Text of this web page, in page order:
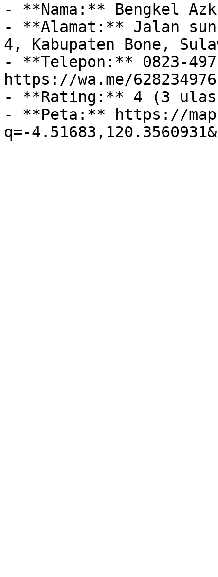
- **Nama:** Bengkel
- **Alamat:** Jalan
4, Kabupaten Bone,
- **Telepon:** 0823-
https://wa.me/
- **Rating:** 4 (3
- **Peta:** https://